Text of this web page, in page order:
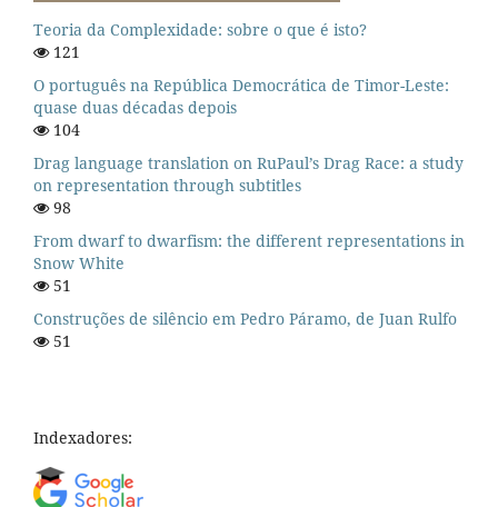
Teoria da Complexidade: sobre o que é isto?
121
O português na República Democrática de Timor-Leste:
quase duas décadas depois
104
Drag language translation on RuPaul’s Drag Race: a study
on representation through subtitles
98
From dwarf to dwarfism: the different representations in
Snow White
51
Construções de silêncio em Pedro Páramo, de Juan Rulfo
51
Indexadores: